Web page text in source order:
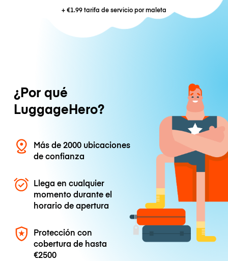
+€1.99tarifa de servicio por maleta
¿Por qué
LuggageHero?
Más de 2000 ubicaciones
de confianza
Llega en cualquier
momento durante el
horario de apertura
Protección con
cobertura de hasta
€2500